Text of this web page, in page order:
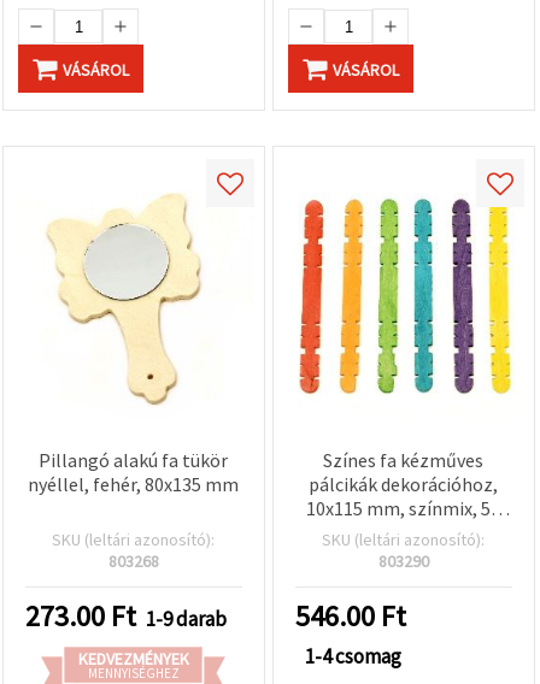
VÁSÁROL VÁSÁROL
Pillangó alakú fa tükör
nyéllel, fehér, 80x135 mm
SKU (leltári azonosító):
803268
273.00 Ft 1-9 darab
KEDVEZMÉNYEK
MENNYISÉGHEZ
Színes fa kézműves
pálcikák dekorációhoz,
10x115 mm, színmix, 50
db
SKU (leltári azonosító):
803290
546.00 Ft
1-4 csomag